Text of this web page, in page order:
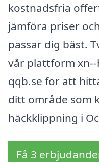
kostnadsfria
jämföra priser
passar dig bäst.
vår plattform
qqb.se för att
ditt område som
häckklippning i
Få 3